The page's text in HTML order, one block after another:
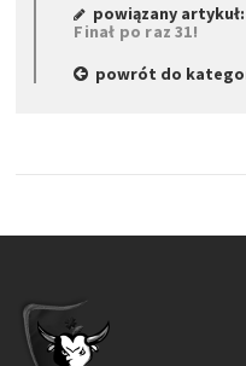
powiązany
Finał po raz 31!
powrót do